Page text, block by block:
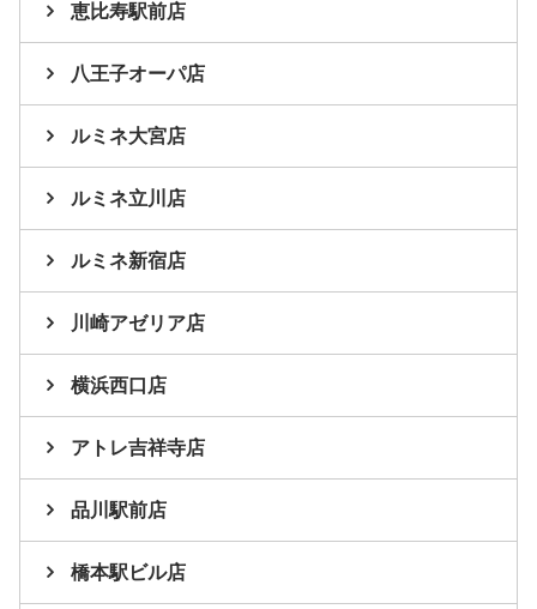
恵比寿駅前店
八王子オーパ店
ルミネ大宮店
ルミネ立川店
ルミネ新宿店
川崎アゼリア店
横浜西口店
アトレ吉祥寺店
品川駅前店
橋本駅ビル店